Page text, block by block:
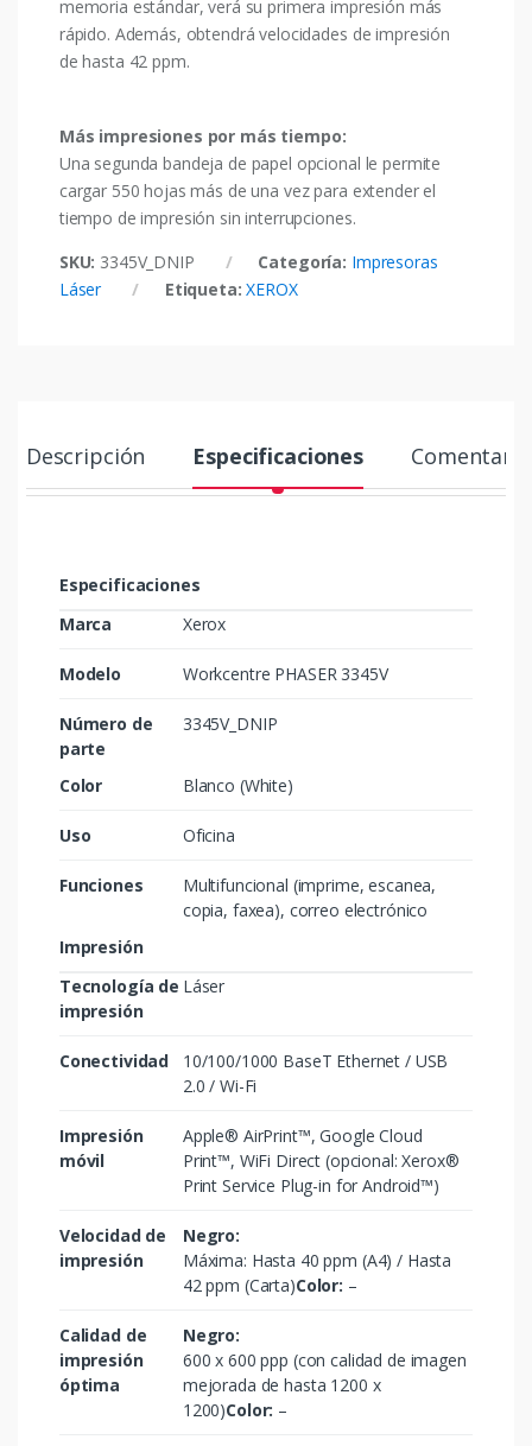
memoria estándar, verá su primera impresión más
rápido. Además, obtendrá velocidades de impresión
de hasta 42 ppm.
Más impresiones por más tiempo:
Una segunda bandeja de papel opcional le permite
cargar 550 hojas más de una vez para extender el
tiempo de impresión sin interrupciones.
SKU: 3345V_DNIP Categoría: Impresoras
Láser
Etiqueta:XEROX
Descripción Especificaciones
Marca Xerox
Modelo Workcentre PHASER 3345V
Número de
parte
3345V_DNIP
Especificaciones
Color Blanco (White)
Uso Oficina
Funciones
Multifuncional (imprime, escanea,
copia, faxea), correo electrónico
Impresión
Tecnología de
impresión
Láser
Conectividad
10/100/1000 BaseT Ethernet / USB
2.0 / Wi-Fi
Impresión
móvil
Apple® AirPrint™, Google Cloud
Print™, WiFi Direct (opcional: Xerox®
Print Service Plug-in for Android™)
Velocidad de
impresión
Negro:
Máxima: Hasta 40 ppm (A4) / Hasta
42 ppm (Carta)Color: –
Calidad de
impresión
óptima
Negro:
600 x 600 ppp (con calidad de imagen
mejorada de hasta 1200 x
1200)Color: –